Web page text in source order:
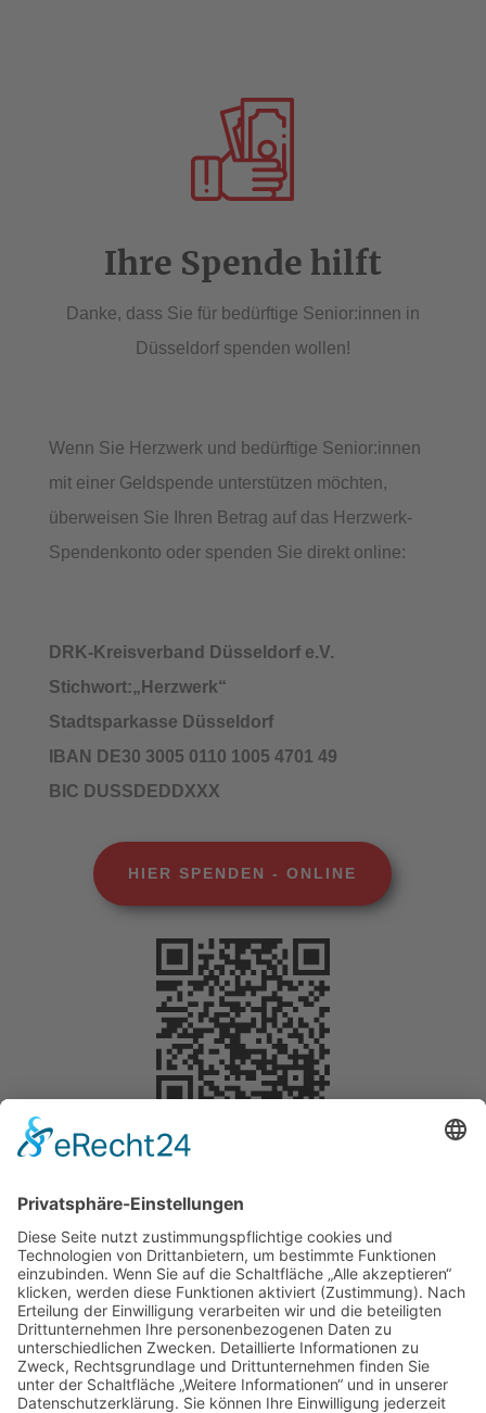
Ihre Spende hilft
Danke, dass Sie für bedürftige Senior:innen in
Düsseldorf spenden wollen!
Wenn Sie Herzwerk und bedürftige Senior:innen
mit einer Geldspende unterstützen möchten,
überweisen Sie Ihren Betrag auf das Herzwerk-
Spendenkonto oder spenden Sie direkt online:
DRK-Kreisverband Düsseldorf e.V.
Stichwort:„Herzwerk“
Stadtsparkasse Düsseldorf
IBAN DE30 3005 0110 1005 4701 49
BIC DUSSDEDDXXX
HIER SPENDEN - ONLINE
Selbstverständlich können Sie Ihre Spende
steuerlich geltend machen. Für Beträge bis 200
Euro benötigen Sie keine gesonderte
Bescheinigung. Die Vorlage des
Überweisungsträgers bei der Steuererklärung
reicht aus, um die Spende steuermindernd geltend
zu machen.